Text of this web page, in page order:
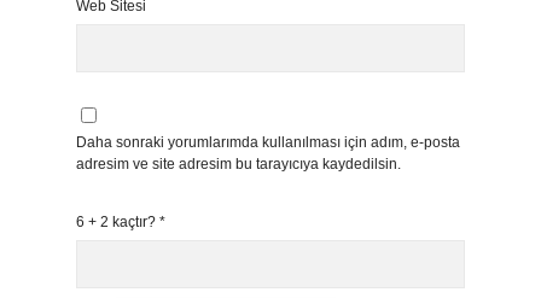
Web Sitesi
Daha sonraki yorumlarımda kullanılması için adım, e-posta
adresim ve site adresim bu tarayıcıya kaydedilsin.
6 + 2 kaçtır? *